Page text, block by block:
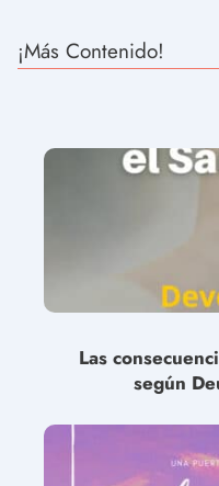
¡Más Contenido!
Las
según